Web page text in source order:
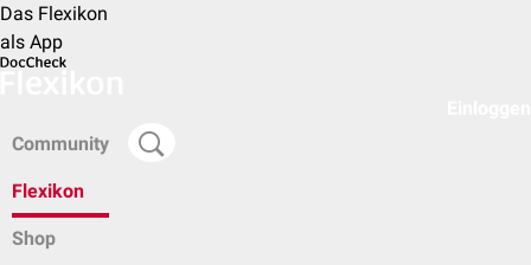
Das Flexikon
als App
Community
Flexikon
Shop